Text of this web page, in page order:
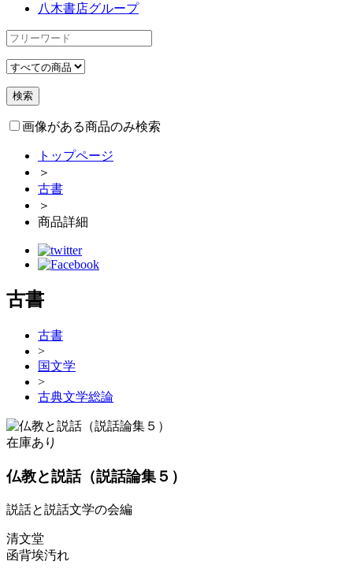
八木書店グループ
画像がある商品のみ検索
トップページ
＞
古書
＞
商品詳細
古書
古書
>
国文学
>
古典文学総論
在庫あり
仏教と説話（説話論集５）
説話と説話文学の会編
清文堂
函背埃汚れ